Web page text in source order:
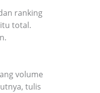
ranking
total.
volume
tulis